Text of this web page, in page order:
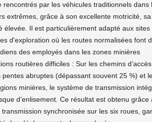
rencontrés par les véhicules traditionnels dans
extrêmes, grâce à son excellente motricité,
élevée. Il est particulièrement adapté aux
d'exploration où les routes normalisées font
des employés dans les zones minières
routières difficiles : Sur les chemins
pentes abruptes (dépassant souvent 25 %) et
minières, le système de transmission
d’enlisement. Ce résultat est obtenu grâce
synchronisée sur les six roues,